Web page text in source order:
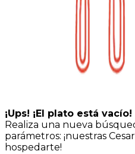
¡Ups! ¡El plato está vacío!
Realiza una nueva
parámetros: ¡nuestras
hospedarte!